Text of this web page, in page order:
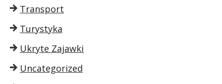
Transport
Turystyka
Ukryte Zajawki
Uncategorized